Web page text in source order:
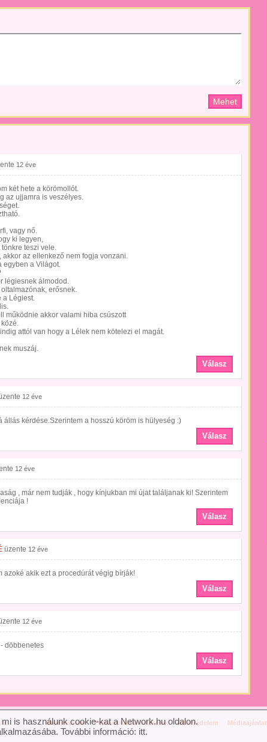
12 éve
két hete a körömollót.
az ujjamra is veszélyes.
vagy nő.
ki legyen,
teszi vele.
akkor az ellenkező nem fogja vonzani.
egyben a Világot.
légiesnek álmodod.
erősnek.
a Légiest.
működnie akkor valami hiba csúszott
attól van hogy a Lélek nem kötelezi el magát.
muszáj.
Válasz
12 éve
állás kérdése.Szerintem a hosszú köröm is hülyeség :)
Válasz
12 éve
, már nem tudják , hogy kínjukban mi újat találjanak ki! Szerintem
!
Válasz
üzente 12 éve
azoké akik ezt a procedúrát végig bírják!
Válasz
12 éve
döbbenetes
Válasz
Impresszum Felhasználási feltételek Adatvédelem Médiaajánlat
is használunk cookie-kat a Network.hu oldalon.
További információ: itt.